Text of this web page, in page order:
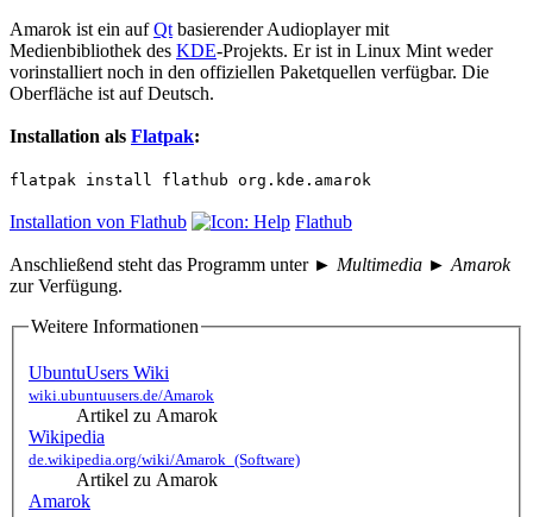
Amarok ist ein aufQt basierender Audioplayer mit
Medienbibliothek des KDE-Projekts. Er ist in Linux Mint weder
vorinstalliert noch in den offiziellen Paketquellen verfügbar. Die
Oberfläche ist auf Deutsch.
Installation als Flatpak:
flatpak install flathub org.kde.amarok
Installation von Flathub Flathub
Anschließend steht das Programm unter ► Multimedia ► Amarok
zur Verfügung.
Weitere Informationen
UbuntuUsers Wiki
wiki.ubuntuusers.de/Amarok
Artikel zu Amarok
Wikipedia
de.wikipedia.org/wiki/Amarok_(Software)
Artikel zu Amarok
Amarok